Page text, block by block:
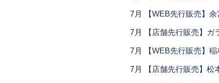
7月 【WEB先行販売】
7月 【店舗先行販売】ガ
7月 【WEB先行販売】
7月 【店舗先行販売】松